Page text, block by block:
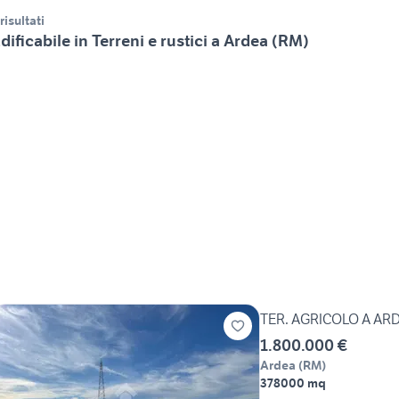
in Terreni e rustici a Ardea (RM)
TER. AGRICOLO A
1.800.000 €
Ardea (RM)
378000 mq